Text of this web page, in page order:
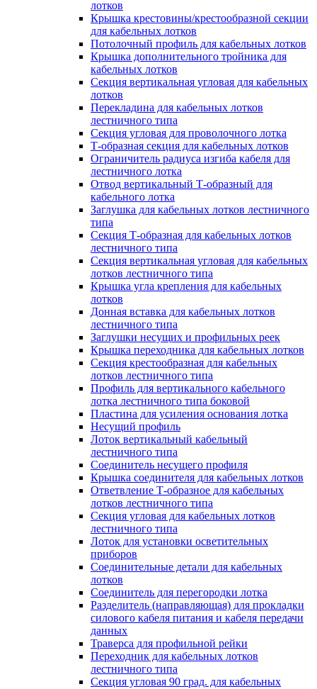
лотков
Крышка крестовины/крестообразной секции
для кабельных лотков
Потолочный профиль для кабельных лотков
Крышка дополнительного тройника для
кабельных лотков
Секция вертикальная угловая для кабельных
лотков
Перекладина для кабельных лотков
лестничного типа
Секция угловая для проволочного лотка
Т-образная секция для кабельных лотков
Ограничитель радиуса изгиба кабеля для
лестничного лотка
Отвод вертикальный Т-образный для
кабельного лотка
Заглушка для кабельных лотков лестничного
типа
Секция Т-образная для кабельных лотков
лестничного типа
Секция вертикальная угловая для кабельных
лотков лестничного типа
Крышка угла крепления для кабельных
лотков
Донная вставка для кабельных лотков
лестничного типа
Заглушки несущих и профильных реек
Крышка переходника для кабельных лотков
Секция крестообразная для кабельных
лотков лестничного типа
Профиль для вертикального кабельного
лотка лестничного типа боковой
Пластина для усиления основания лотка
Несущий профиль
Лоток вертикальный кабельный
лестничного типа
Соединитель несущего профиля
Крышка соединителя для кабельных лотков
Ответвление Т-образное для кабельных
лотков лестничного типа
Секция угловая для кабельных лотков
лестничного типа
Лоток для установки осветительных
приборов
Соединительные детали для кабельных
лотков
Соединитель для перегородки лотка
Разделитель (направляющая) для прокладки
силового кабеля питания и кабеля передачи
данных
Траверса для профильной рейки
Переходник для кабельных лотков
лестничного типа
Секция угловая 90 град. для кабельных